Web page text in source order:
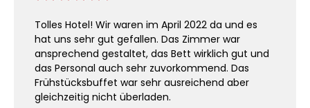
Tolles Hotel! Wir waren im April 2022 da und es
hat uns sehr gut gefallen. Das Zimmer war
ansprechend gestaltet, das Bett wirklich gut und
das Personal auch sehr zuvorkommend. Das
Frühstücksbuffet war sehr ausreichend aber
gleichzeitig nicht überladen.